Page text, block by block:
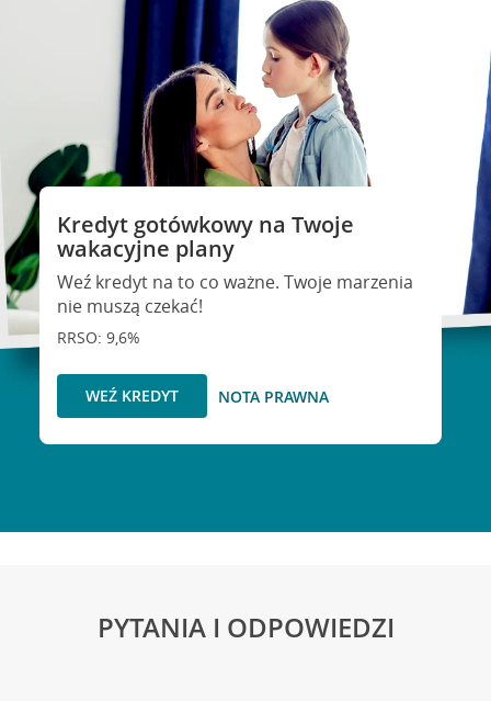
Kredyt gotówkowy na Twoje
wakacyjne plany
Weź kredyt na to co ważne. Twoje marzenia
nie muszą czekać!
RRSO: 9,6%
WEŹ KREDYT NOTA PRAWNA
PYTANIA I ODPOWIEDZI